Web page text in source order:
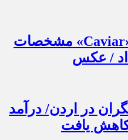
این آیفون ۱۸ است؟ / «Caviar» مشخصات
/ عکس
در اردن/ درآمد